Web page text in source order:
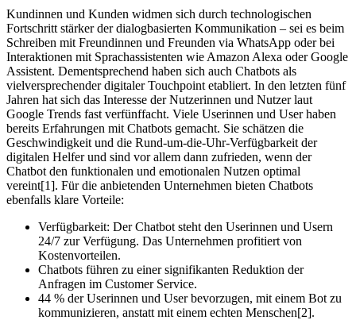
Kundinnen und Kunden widmen sich durch technologischen
Fortschritt stärker der dialogbasierten Kommunikation – sei es beim
Schreiben mit Freundinnen und Freunden via WhatsApp oder bei
Interaktionen mit Sprachassistenten wie Amazon Alexa oder Google
Assistent. Dementsprechend haben sich auch Chatbots als
vielversprechender digitaler Touchpoint etabliert. In den letzten fünf
Jahren hat sich das Interesse der Nutzerinnen und Nutzer laut
Google Trends fast verfünffacht. Viele Userinnen und User haben
bereits Erfahrungen mit Chatbots gemacht. Sie schätzen die
Geschwindigkeit und die Rund-um-die-Uhr-Verfügbarkeit der
digitalen Helfer und sind vor allem dann zufrieden, wenn der
Chatbot den funktionalen und emotionalen Nutzen optimal
vereint[1]. Für die anbietenden Unternehmen bieten Chatbots
ebenfalls klare Vorteile:
Verfügbarkeit: Der Chatbot steht den Userinnen und Usern
24/7 zur Verfügung. Das Unternehmen profitiert von
Kostenvorteilen.
Chatbots führen zu einer signifikanten Reduktion der
Anfragen im Customer Service.
44 % der Userinnen und User bevorzugen, mit einem Bot zu
kommunizieren, anstatt mit einem echten Menschen[2].